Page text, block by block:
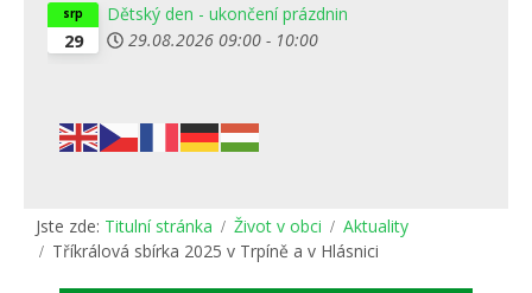
29
srp
Dětský den - ukončení prázdnin
29.08.2026 09:00 - 10:00
Jste zde: Titulní stránka Život v obci
Aktuality
Tříkrálová sbírka 2025 v Trpíně a v Hlásnici